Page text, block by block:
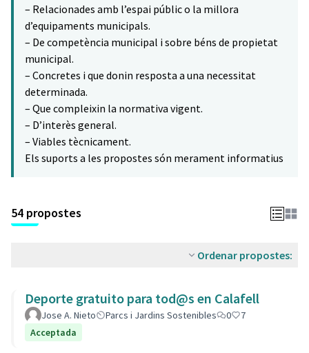
– Relacionades amb l’espai públic o la millora
d’equipaments municipals.
– De competència municipal i sobre béns de propietat
municipal.
– Concretes i que donin resposta a una necessitat
determinada.
– Que compleixin la normativa vigent.
– D’interès general.
– Viables tècnicament.
Els suports a les propostes són merament informatius
54 propostes
Ordenar propostes:
Deporte gratuito para tod@s en Calafell
Jose A. Nieto Parcs i Jardins Sostenibles 0
7
Acceptada